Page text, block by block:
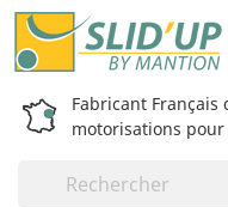
Fabricant Français
motorisations